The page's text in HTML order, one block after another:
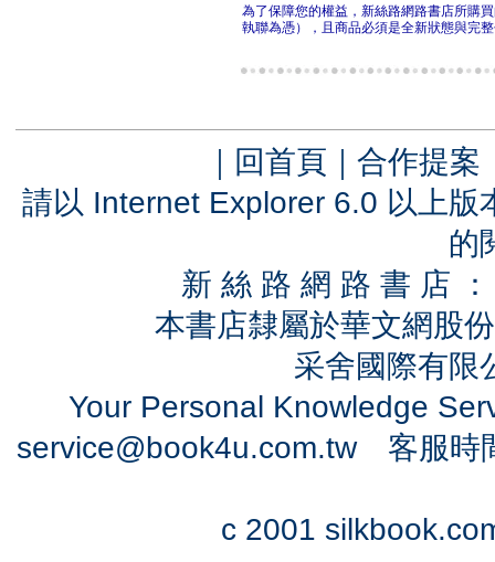
為了保障您的權益，新絲路網路書店所購
執聯為憑），且商品必須是全新狀態與完
｜ 回首頁 ｜ 合作提案
請以 Internet Explorer 6.0 以上
的
新 絲 路 網 路 書 店
本書店隸屬於華文網股
采舍國際有
Your Personal Knowledge
service@book4u.com.tw客服時
c 2001